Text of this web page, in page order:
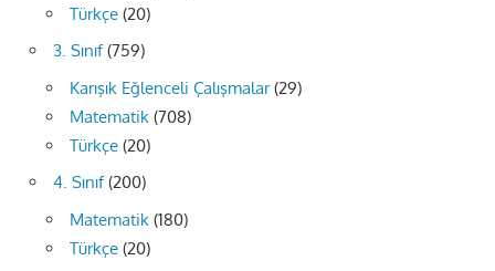
Türkçe (20)
3. Sınıf(759)
Karışık Eğlenceli Çalışmalar(29)
Matematik (708)
Türkçe (20)
4. Sınıf(200)
Matematik (180)
Türkçe (20)